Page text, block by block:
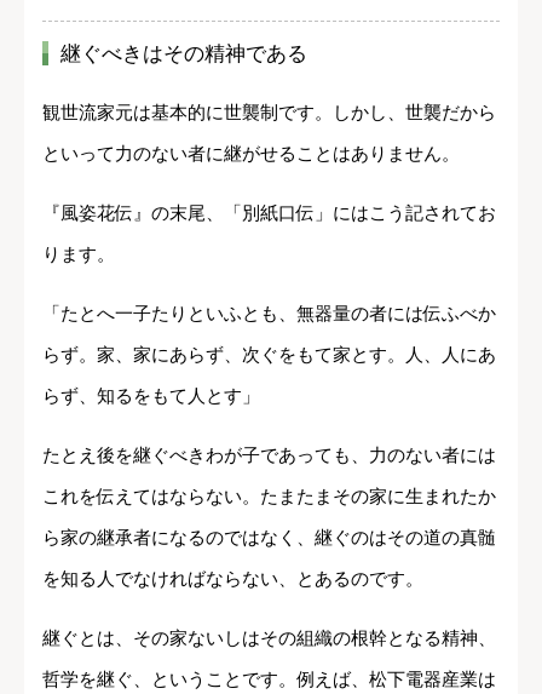
継ぐべきはその精神である
観世流家元は基本的に世襲制です。しかし、世襲だから
といって力のない者に継がせることはありません。
『風姿花伝』の末尾、「別紙口伝」にはこう記されてお
ります。
「たとへ一子たりといふとも、無器量の者には伝ふべか
らず。家、家にあらず、次ぐをもて家とす。人、人にあ
らず、知るをもて人とす」
たとえ後を継ぐべきわが子であっても、力のない者には
これを伝えてはならない。たまたまその家に生まれたか
ら家の継承者になるのではなく、継ぐのはその道の真髄
を知る人でなければならない、とあるのです。
継ぐとは、その家ないしはその組織の根幹となる精神、
哲学を継ぐ、ということです。例えば、松下電器産業は